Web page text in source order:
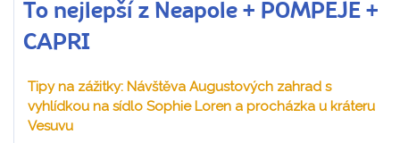
To nejlepší z Neapole + POMPEJE +
CAPRI
Tipy na zážitky: Návštěva Augustových zahrad s
vyhlídkou na sídlo Sophie Loren a procházka u kráteru
Vesuvu